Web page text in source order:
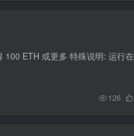
126